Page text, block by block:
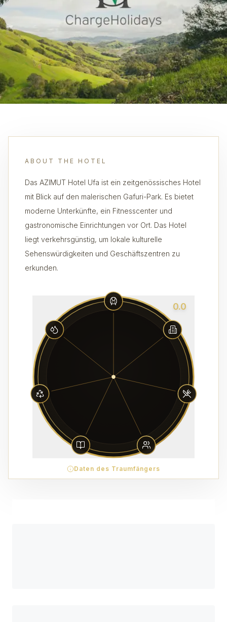
ABOUT THE HOTEL
Das AZIMUT Hotel Ufa ist ein zeitgenössisches Hotel
mit Blick auf den malerischen Gafuri-Park. Es bietet
moderne Unterkünfte, ein Fitnesscenter und
gastronomische Einrichtungen vor Ort. Das Hotel
liegt verkehrsgünstig, um lokale kulturelle
Sehenswürdigkeiten und Geschäftszentren zu
erkunden.
0.0
Daten des Traumfängers